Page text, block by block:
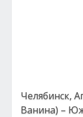
Челябинск,
Ванина) –